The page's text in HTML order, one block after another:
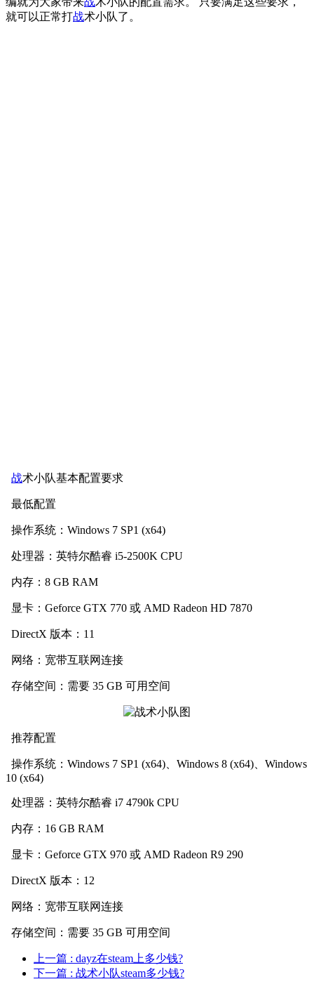
就可以正常打战术小队了。
战术小队基本配置要求
最低配置
操作系统：Windows 7 SP1 (x64)
处理器：英特尔酷睿 i5-2500K CPU
内存：8 GB RAM
显卡：Geforce GTX 770 或 AMD Radeon HD 7870
DirectX 版本：11
网络：宽带互联网连接
存储空间：需要 35 GB 可用空间
推荐配置
操作系统：Windows 7 SP1 (x64)、Windows 8 (x64)、Windows
10 (x64)
处理器：英特尔酷睿 i7 4790k CPU
内存：16 GB RAM
显卡：Geforce GTX 970 或 AMD Radeon R9 290
DirectX 版本：12
网络：宽带互联网连接
存储空间：需要 35 GB 可用空间
上一篇 : dayz在steam上多少钱?
下一篇 : 战术小队steam多少钱?